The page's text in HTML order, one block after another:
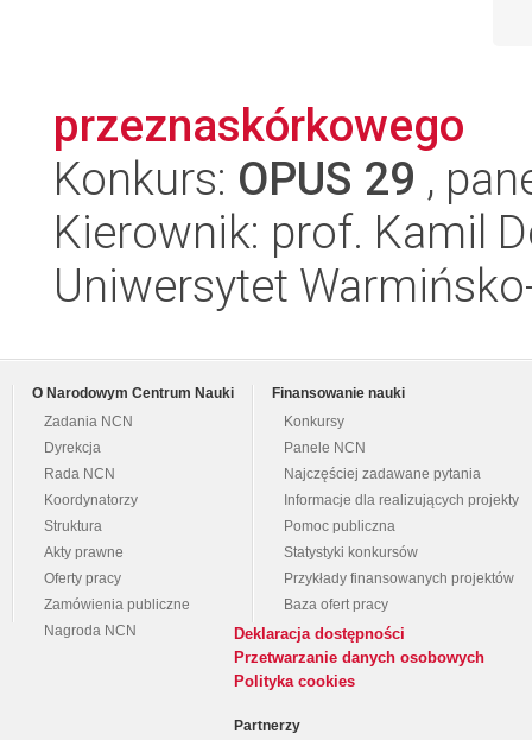
przeznaskórkowego
Konkurs: OPUS 29 ,
Kierownik: prof. Kamil
Uniwersytet
O Narodowym Centrum Nauki
Zadania NCN
Dyrekcja
Rada NCN
Koordynatorzy
Struktura
Akty prawne
Oferty pracy
Zamówienia publiczne
Nagroda NCN
Finansowanie nauki
Konkursy
Panele NCN
Najczęściej zadawane pytania
Informacje dla realizujących projekty
Pomoc publiczna
Statystyki konkursów
Przykłady finansowanych projektów
Baza ofert pracy
Deklaracja dostępności
Przetwarzanie danych osobowych
Polityka cookies
Partnerzy